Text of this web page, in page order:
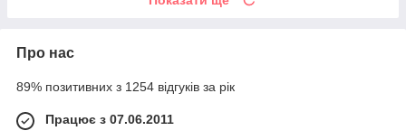
Про нас
89% позитивних з 1254 відгуків за рік
Працює з 07.06.2011